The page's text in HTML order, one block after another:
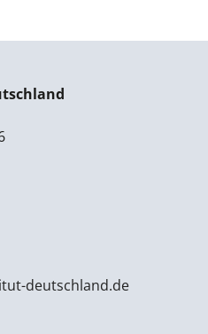
deutschland.de